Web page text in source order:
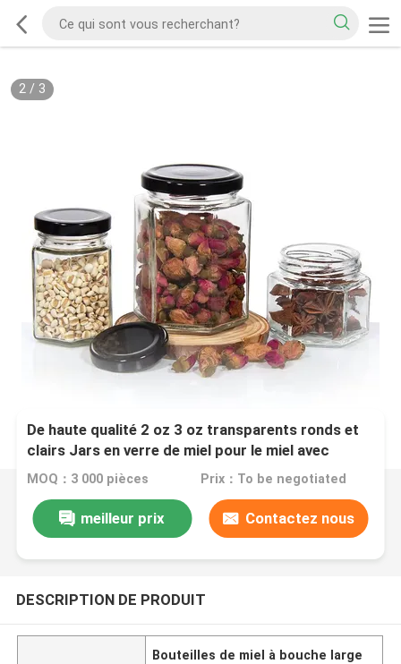
2/ 3
De haute qualité 2 oz 3 oz transparents ronds et
clairs Jars en verre de miel pour le miel avec
couvercles de couleur
MOQ：3 000 pièces Prix：To be negotiated
meilleur prix Contactez nous
DESCRIPTION DE PRODUIT
Bouteilles de miel à bouche large